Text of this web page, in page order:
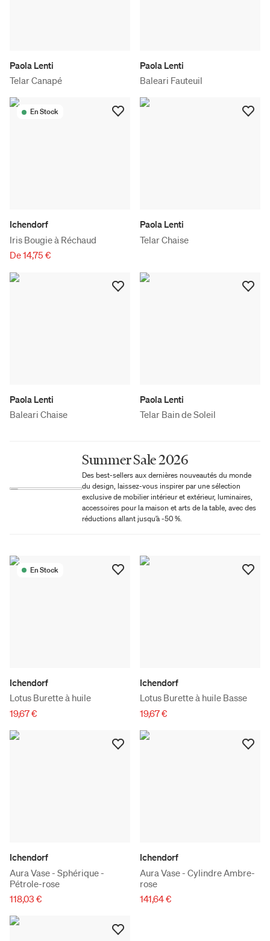
Paola Lenti
Telar Canapé
Paola Lenti
Baleari Fauteuil
En Stock
Ichendorf
Iris Bougie à Réchaud
De 14,75 €
Paola Lenti
Telar Chaise
Paola Lenti
Baleari Chaise
Paola Lenti
Telar Bain de Soleil
Summer Sale 2026
Des best-sellers aux dernières nouveautés du monde
du design, laissez-vous inspirer par une sélection
exclusive de mobilier intérieur et extérieur, luminaires,
accessoires pour la maison et arts de la table, avec des
réductions allant jusqu’à -50 %.
En Stock
Ichendorf
Lotus Burette à huile
19,67 €
Ichendorf
Lotus Burette à huile Basse
19,67 €
Ichendorf
Aura Vase - Sphérique -
Pétrole-rose
118,03 €
Ichendorf
Aura Vase - Cylindre Ambre-
rose
141,64 €